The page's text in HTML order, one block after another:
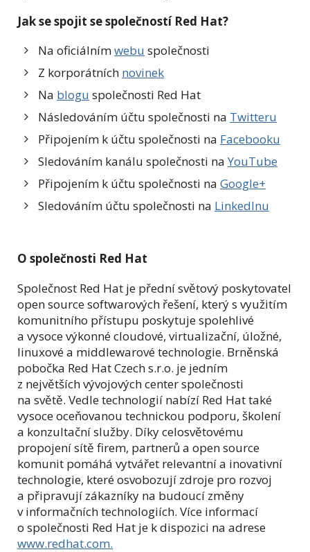
Jak se spojit se společností Red Hat?
Na oficiálnímwebu společnosti
Z korporátních novinek
Na blogu společnosti Red Hat
Následováním účtu společnosti na Twitteru
Připojením k účtu společnosti na Facebooku
Sledováním kanálu společnosti na YouTube
Připojením k účtu společnosti na Google+
Sledováním účtu společnosti na LinkedInu
O společnosti Red Hat
Společnost Red Hat je přední světový poskytovatel
open source softwarových řešení, který s využitím
komunitního přístupu poskytuje spolehlivé
a vysoce výkonné cloudové, virtualizační, úložné,
linuxové a middlewarové technologie. Brněnská
pobočka Red Hat Czech s.r.o. je jedním
z největších vývojových center společnosti
na světě. Vedle technologií nabízí Red Hat také
vysoce oceňovanou technickou podporu, školení
a konzultační služby. Díky celosvětovému
propojení sítě firem, partnerů a open source
komunit pomáhá vytvářet relevantní a inovativní
technologie, které osvobozují zdroje pro rozvoj
a připravují zákazníky na budoucí změny
v informačních technologiích. Více informací
o společnosti Red Hat je k dispozici na adrese
www.redhat.com.